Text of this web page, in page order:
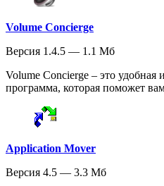
Volume Concierge
Версия 1.4.5 — 1.1 Мб
Volume Concierge – это удобная
программа, которая поможет
Application Mover
Версия 4.5 — 3.3 Мб